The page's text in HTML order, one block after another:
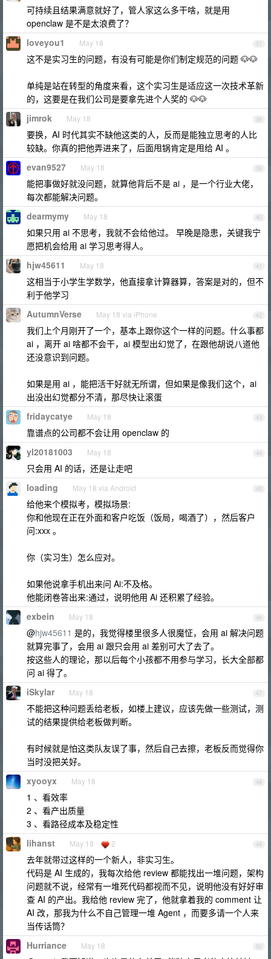
可持续且结果满意就好了，管人家这么多干啥，就是用
openclaw 是不是太浪费了？
37
loveyou1 May 18
这不是实习生的问题，有没有可能是你们制定规范的问题 🐶🐶
单纯是站在转型的角度来看，这个实习生是适应这一次技术革新
的，这要是在我们公司是要拿先进个人奖的 🐶🐶
38
jimrok May 18
要换，AI 时代其实不缺他这类的人，反而是能独立思考的人比
较缺。你真的把他弄进来了，后面甩锅肯定是甩给 AI 。
39
evan9527 May 18
能把事做好就没问题，就算他背后不是 ai ，是一个行业大佬，
每次都能解决问题。
40
dearmymy May 18
如果只用 ai 不思考，我就不会给他过。 早晚是隐患，关键我宁
愿把机会给用 ai 学习思考得人。
41
hjw45611 May 18
这相当于小学生学数学，他直接拿计算器算，答案是对的，但不
利于他学习
42
AutumnVerse May 18 via iPhone
我们上个月刚开了一个，基本上跟你这个一样的问题。什么事都
ai ，离开 ai 啥都不会干，ai 模型出幻觉了，在跟他胡说八道他
还没意识到问题。
如果是用 ai ，能把活干好就无所谓，但如果是像我们这个，ai
出没出幻觉都分不清，那尽快让滚蛋
43
fridaycatye May 18
靠谱点的公司都不会让用 openclaw 的
44
yl20181003 May 18
只会用 AI 的话，还是让走吧
45
loading May 18 via Android
给他来个模拟考，模拟场景:
你和他现在正在外面和客户吃饭（饭局，喝酒了），然后客户
问:xxx 。
你（实习生）怎么应对。
如果他说拿手机出来问 Ai:不及格。
他能闭卷答出来:通过，说明他用 Ai 还积累了经验。
46
exbein May 18
@hjw45611 是的，我觉得楼里很多人很魔怔，会用 ai 解决问题
就算完事了，会用 ai 跟只会用 ai 差别可大了去了。
按这些人的理论，那以后每个小孩都不用参与学习，长大全部都
问 ai 得了。
47
iSkylar May 18
不能把这种问题丢给老板，如楼上建议，应该先做一些测试，测
试的结果提供给老板做判断。
有时候就是怕这类队友误了事，然后自己去擦，老板反而觉得你
当时没把关好。
48
xyooyx May 18
1 、看效率
2 、看产出质量
3 、看路径成本及稳定性
49
lihanst May 18 2
去年就带过这样的一个新人，非实习生。
代码是 AI 生成的，我每次给他 review 都能找出一堆问题，架构
问题就不说，经常有一堆死代码都视而不见，说明他没有好好审
查 AI 的产出。我给他 review 完了，他就拿着我的 comment 让
AI 改，那我为什么不自己管理一堆 Agent ，而要多请一个人来
当传话筒？
50
Hurriance May 18